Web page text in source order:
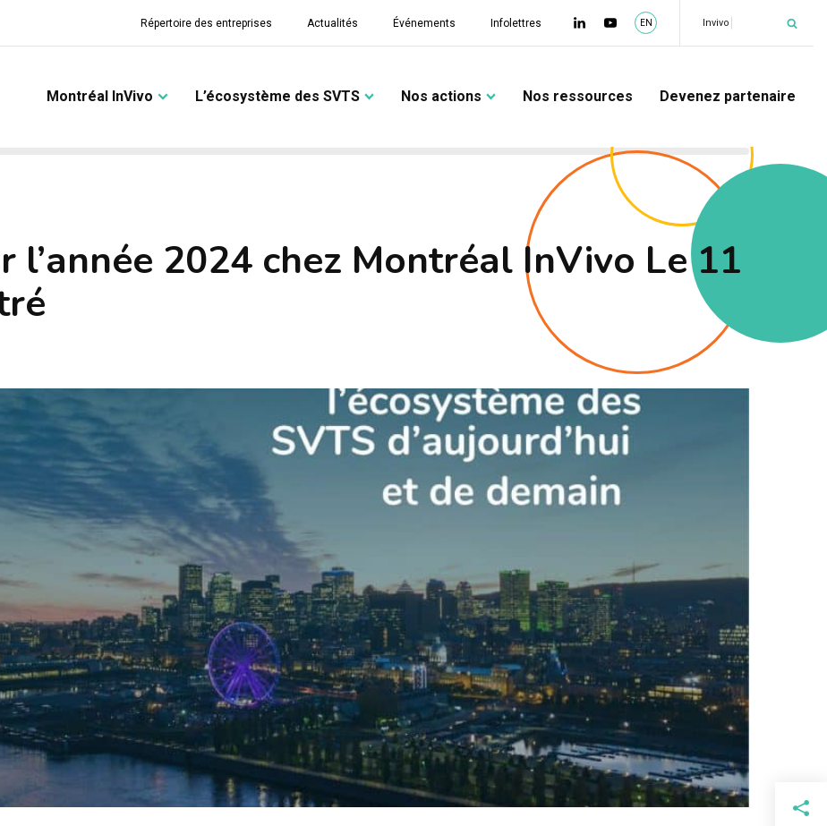
Répertoire des entreprises Actualités Événements Infolettres EN Invivo |
Montréal InVivo L’écosystème des SVTS Nos actions Nos ressources Devenez partenaire
l’année 2024 chez Montréal InVivo Le 11